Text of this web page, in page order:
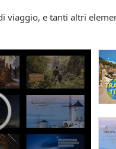
viaggio, e tanti altri